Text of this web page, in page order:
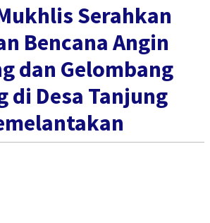
Serahkan
Bencana Angin
dan Gelombang
di Desa Tanjung